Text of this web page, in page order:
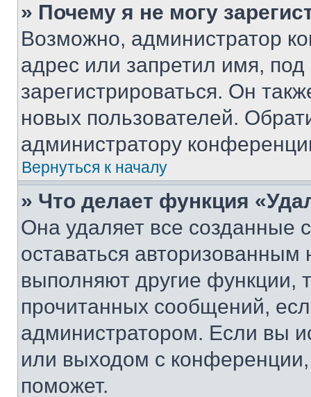
» Почему я не могу
Возможно, администратор
адрес или запретил имя,
зарегистрироваться. Он
новых пользователей.
администратору
Вернуться к началу
» Что делает функция
Она удаляет все созданные
оставаться
выполняют другие функции,
прочитанных сообщений,
администратором. Если вы
или выходом с
поможет.